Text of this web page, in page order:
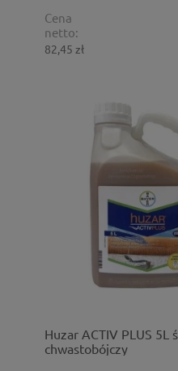
Cena
netto:
82,45 zł
Huzar ACTIV PLUS 5L
chwastobójczy